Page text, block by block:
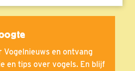
Vogelnieuws en ontvang
en tips over vogels. En blijf